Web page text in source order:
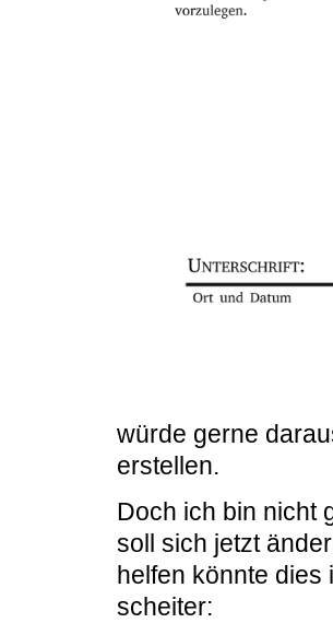
würde gerne
erstellen.
Doch ich bin nicht
soll sich jetzt
helfen könnte dies
scheiter: